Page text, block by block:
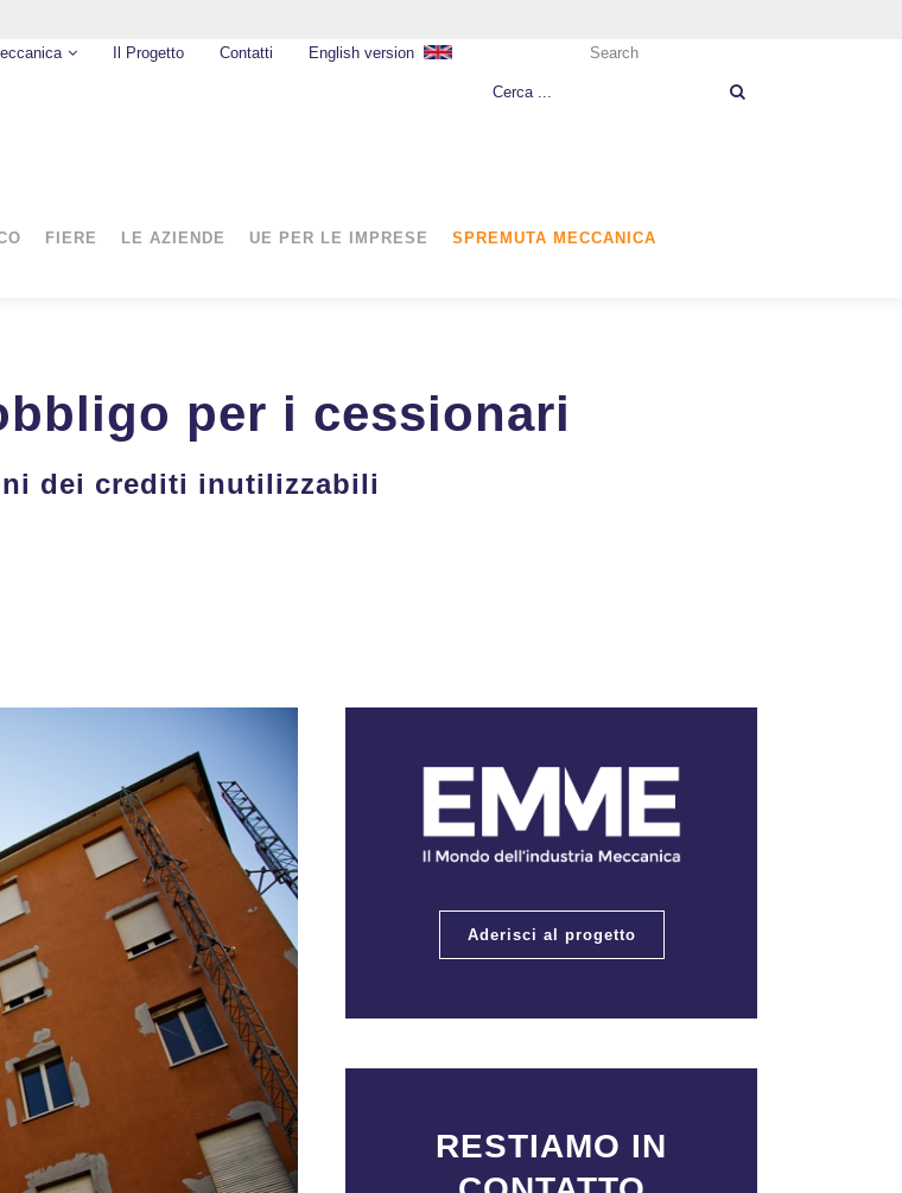
Il Progetto Contatti English version Search
FIERE LE AZIENDE UE PER LE IMPRESE SPREMUTA MECCANICA
per i cessionari
dei crediti inutilizzabili
Aderisci al progetto
RESTIAMO IN